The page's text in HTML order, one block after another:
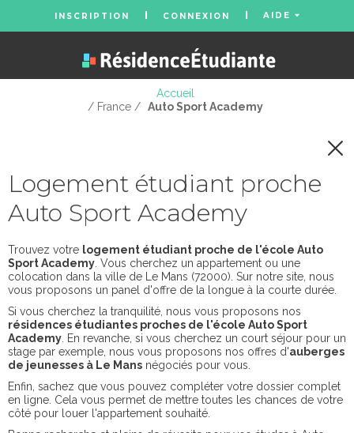
INSCRIPTION CONNEXION AIDE
Accueil
/ France / Auto Sport Academy
Logement étudiant proche
Auto Sport Academy
Trouvez votre logement étudiant proche de l'école Auto
Sport Academy . Vous cherchez un appartement ou une
colocation dans la ville de Le Mans (72000). Sur notre site, nous
vous proposons un panel d'offre de la longue à la courte durée.
Si vous cherchez la tranquilité, nous vous proposons nos
résidences étudiantes proches de l'école Auto Sport
Academy . En revanche, si vous cherchez un court séjour pour un
stage par exemple, nous vous proposons nos offres d'auberges
de jeunesses à Le Mans négociés pour vous.
Enfin, sachez que vous pouvez compléter votre dossier complet
en ligne. Cela vous permet de mettre toutes les chances de votre
côté pour louer l'appartement souhaité.